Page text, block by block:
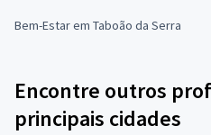
Bem-Estar em Taboão da Serra
Encontre outros
principais cidades